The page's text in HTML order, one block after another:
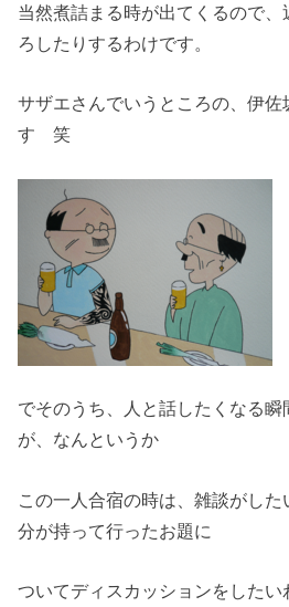
当然煮詰まる時が出てくるので、
ろしたりするわけです。
サザエさんでいうところの、伊
す 笑
でそのうち、人と話したくなる
が、なんというか
この一人合宿の時は、雑談がし
分が持って行ったお題に
ついてディスカッションをしたい